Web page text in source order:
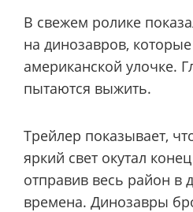
В свежем ролике
на динозавров,
американской улочке.
пытаются выжить.
Трейлер показывает,
яркий свет окутал
отправив весь район в
времена. Динозавры